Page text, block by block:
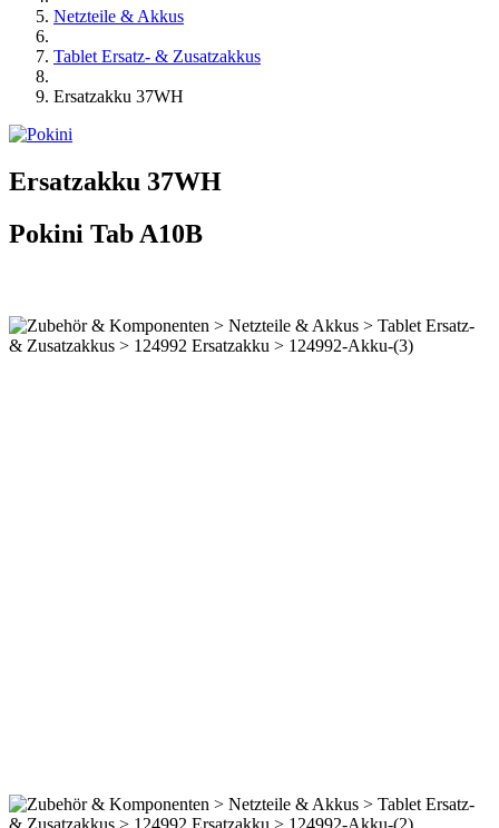
Netzteile & Akkus
Tablet Ersatz- & Zusatzakkus
Ersatzakku 37WH
Ersatzakku 37WH
Pokini Tab A10B